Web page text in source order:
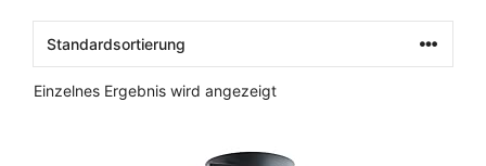
Einzelnes Ergebnis wird angezeigt